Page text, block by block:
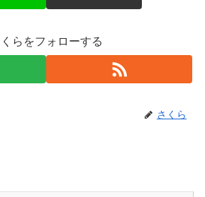
らをフォローする
さくら